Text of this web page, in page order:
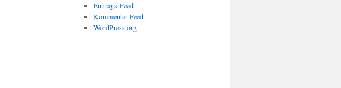
Eintrags-Feed
Kommentar-Feed
WordPress.org